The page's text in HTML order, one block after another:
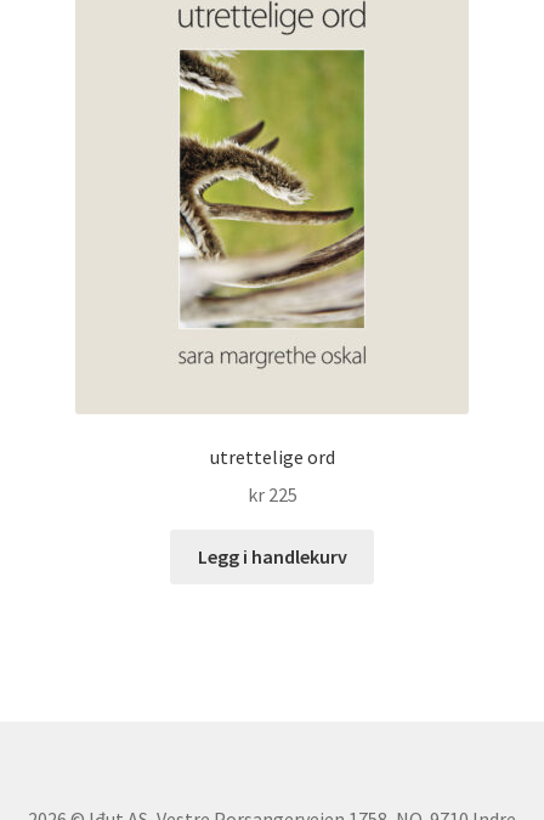
utrettelige ord
kr225
Legg i handlekurv